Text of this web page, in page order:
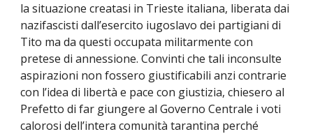
la situazione creatasi in Trieste italiana, liberata dai
nazifascisti dall’esercito iugoslavo dei partigiani di
Tito ma da questi occupata militarmente con
pretese di annessione. Convinti che tali inconsulte
aspirazioni non fossero giustificabili anzi contrarie
con l’idea di libertà e pace con giustizia, chiesero al
Prefetto di far giungere al Governo Centrale i voti
calorosi dell’intera comunità tarantina perché